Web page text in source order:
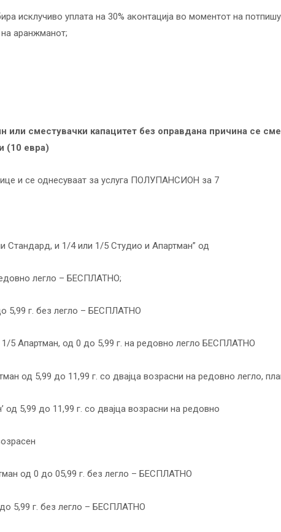
исклучиво уплата на 30% аконтација во моментот на
аранжманот;
или сместувачки капацитет без оправдана причина се
(10 евра)
и се однесуваат за услуга ПОЛУПАНСИОН за 7
Стандард, и 1/4 или 1/5 Студио и Апартман” од
легло – БЕСПЛАТНО;
5,99 г. без легло – БЕСПЛАТНО
5 Апартман, од 0 до 5,99 г. на редовно легло БЕСПЛАТНО
од 5,99 до 11,99 г. со двајца возрасни на редовно легло,
од 5,99 до 11,99 г. со двајца возрасни на редовно
од 0 до 05,99 г. без легло – БЕСПЛАТНО
5,99 г. без легло – БЕСПЛАТНО